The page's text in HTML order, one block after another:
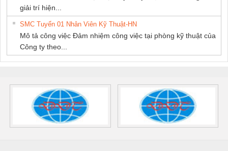
giải trí hiện...
SMC Tuyển 01 Nhân Viên Kỹ Thuật-HN
Mô tả công việc Đảm nhiệm công việc tại phòng kỹ thuật của
Công ty theo...